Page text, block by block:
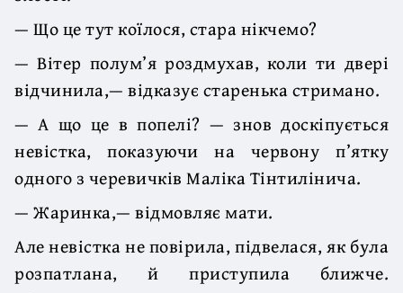
— Що це тут коїлося, стара нікчемо?
— Вітер полум’я роздмухав, коли ти двері
відчинила,— відказує старенька стримано.
— А що це в попелі? — знов доскіпується
невістка, показуючи на червону п’ятку
одного з черевичків Маліка Тінтилінича.
— Жаринка,— відмовляє мати.
Але невістка не повірила, підвелася, як була
розпатлана, й приступила ближче.